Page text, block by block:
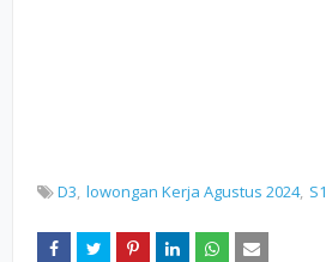
D3 lowongan Kerja Agustus 2024 S1